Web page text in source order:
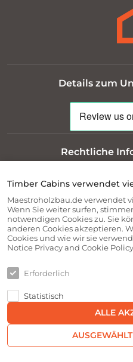
Details zum
Rechtliche
Über
Informationen
Timber Cabins verwendet
Maestroholzbau.de verwendet
Wenn Sie weiter surfen,
notwendigen Cookies zu. Sie
anderen Cookies akzeptieren.
Cookies und wie wir sie
Notice Privacy and Cookie
Erforderlich
Statistisch
ALLE